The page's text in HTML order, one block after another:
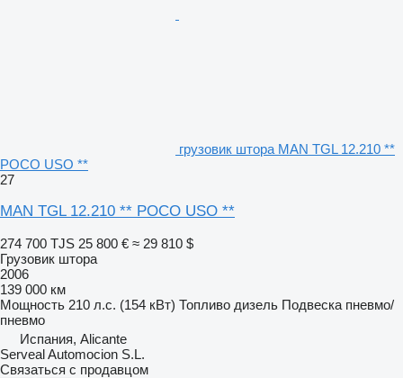
грузовик штора MAN TGL 12.210 **
POCO USO **
27
MAN TGL 12.210 ** POCO USO **
274 700 TJS 25 800 € ≈ 29 810 $
Грузовик штора
2006
139 000 км
Мощность 210 л.с. (154 кВт) Топливо дизель Подвеска пневмо/
пневмо
Испания, Alicante
Serveal Automocion S.L.
Связаться с продавцом